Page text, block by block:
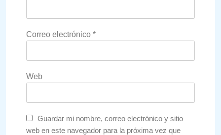
Correo electrónico *
Web
Guardar mi nombre, correo electrónico y sitio
web en este navegador para la próxima vez que